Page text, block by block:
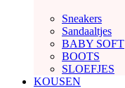
Sneakers
Sandaaltjes
BABY SOFT
BOOTS
SLOEFJES
KOUSEN